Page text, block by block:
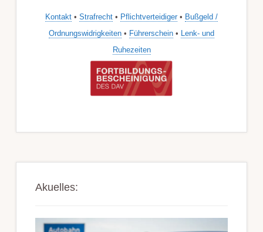
Kontakt • Strafrecht • Pflichtverteidiger • Bußgeld /
Ordnungswidrigkeiten • Führerschein •
Lenk- und
Ruhezeiten
Akuelles: